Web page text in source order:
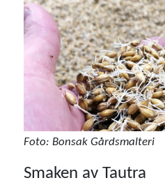
Foto: Bonsak Gårdsmalteri
Smaken av Tautra